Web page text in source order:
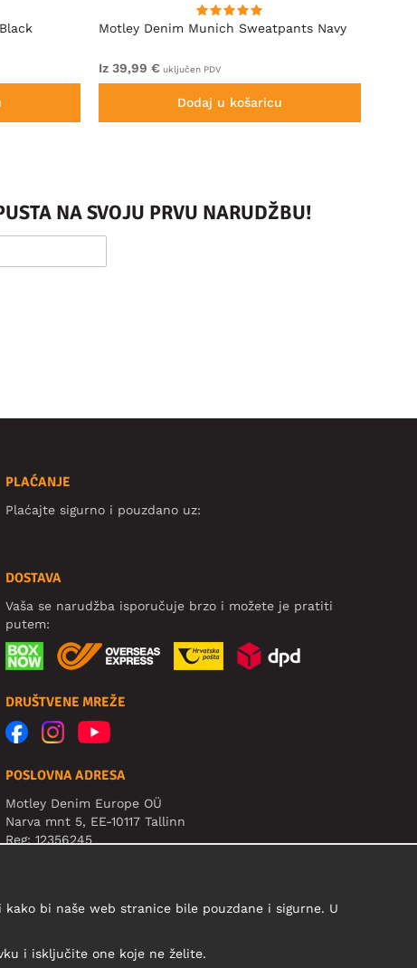
Motley Denim Munich Sweatpants Navy
Iz 39,99 € uključen PDV
Dodaj u košaricu
NA SVOJU PRVU NARUDŽBU!
PLAĆANJE
Plaćajte sigurno i pouzdano uz:
DOSTAVA
Vaša se narudžba isporučuje brzo i možete je pratiti
putem:
DRUŠTVENE MREŽE
POSLOVNA ADRESA
Motley Denim Europe OÜ
Narva mnt 5, EE-10117 Tallinn
Reg: 12356245
bi naše web stranice bile pouzdane i sigurne. U
i isključite one koje ne želite.